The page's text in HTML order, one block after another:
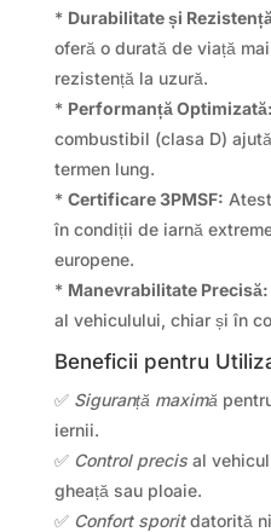
* Durabilitate și
oferă o durată de viață
rezistență la uzură.
* Performanță Optimizată:
combustibil (clasa D)
termen lung.
* Certificare 3PMSF:
în condiții de iarnă
europene.
* Manevrabilitate Precisă:
al vehiculului, chiar și în
Beneficii pentru
✅ Siguranță maximă
iernii.
✅ Control precisal
gheață sau ploaie.
✅ Confort sporitdatorită